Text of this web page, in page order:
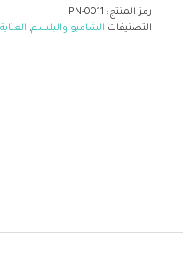
رمز المنتج: PN-0011
التصنيفات الشامبو والبلسم,